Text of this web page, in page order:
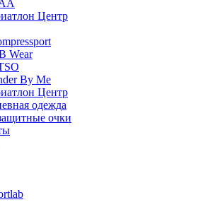
Центр
Wear
By Me
Центр
одежда
очки